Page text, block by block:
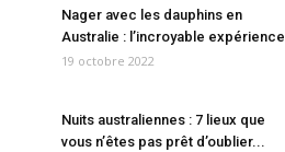
Nager avec les dauphins en
Australie : l’incroyable expérience
19 octobre 2022
Nuits australiennes : 7 lieux que
vous n’êtes pas prêt d’oublier...